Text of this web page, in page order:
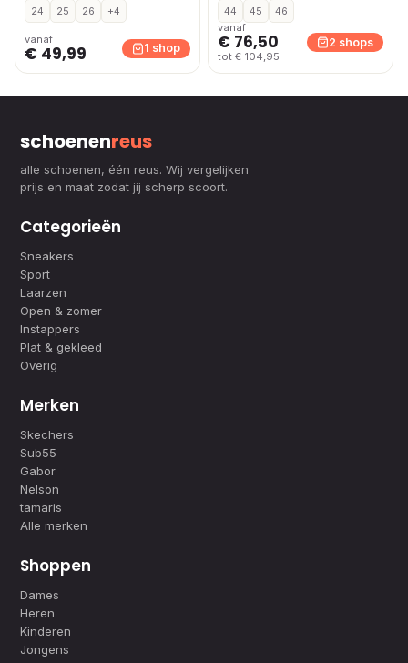
24 25 26 +4
vanaf
€ 49,99 1 shop
44 45
46
vanaf
€ 76,50
tot € 104,95
2 shops
schoenenreus
alle schoenen, één reus. Wij vergelijken
prijs en maat zodat jij scherp scoort.
Categorieën
Sneakers
Sport
Laarzen
Open & zomer
Instappers
Plat & gekleed
Overig
Merken
Skechers
Sub55
Gabor
Nelson
tamaris
Alle merken
Shoppen
Dames
Heren
Kinderen
Jongens